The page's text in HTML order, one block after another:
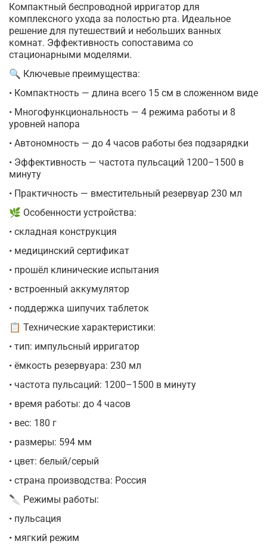
Компактный беспроводной ирригатор для
комплексного ухода за полостью рта. Идеальное
решение для путешествий и небольших ванных
комнат. Эффективность сопоставима со
стационарными моделями.
🔍 Ключевые преимущества:
• Компактность — длина всего 15 см в сложенном виде
• Многофункциональность — 4 режима работы и 8
уровней напора
• Автономность — до 4 часов работы без подзарядки
• Эффективность — частота пульсаций 1200–1500 в
минуту
• Практичность — вместительный резервуар 230 мл
🌿 Особенности устройства:
• складная конструкция
• медицинский сертификат
• прошёл клинические испытания
• встроенный аккумулятор
• поддержка шипучих таблеток
📋 Технические характеристики:
• тип: импульсный ирригатор
• ёмкость резервуара: 230 мл
• частота пульсаций: 1200–1500 в минуту
• время работы: до 4 часов
• вес: 180 г
• размеры: 594 мм
• цвет: белый/серый
• страна производства: Россия
🔪 Режимы работы:
• пульсация
• мягкий режим